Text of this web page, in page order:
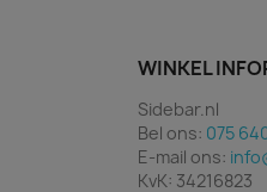
WINKEL
Sidebar.nl
Bel ons: 075
E-mail ons:
KvK: 34216823